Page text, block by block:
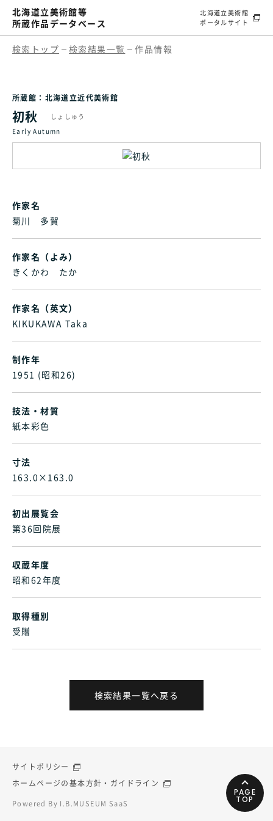
北海道立美術館等
所蔵作品データベース
北海道立美術館
ポータルサイト
検索トップ 検索結果一覧 作品情報
所蔵館：北海道立近代美術館
初秋
しょしゅう
Early Autumn
作家名
菊川 多賀
作家名（よみ）
きくかわ たか
作家名（英文）
KIKUKAWA Taka
制作年
1951 (昭和26)
技法・材質
紙本彩色
寸法
163.0×163.0
初出展覧会
第36回院展
収蔵年度
昭和62年度
取得種別
受贈
検索結果一覧へ戻る
Powered By I.B.MUSEUM SaaS
サイトポリシー
ホームページの基本方針・ガイドライン
PAGE
TOP